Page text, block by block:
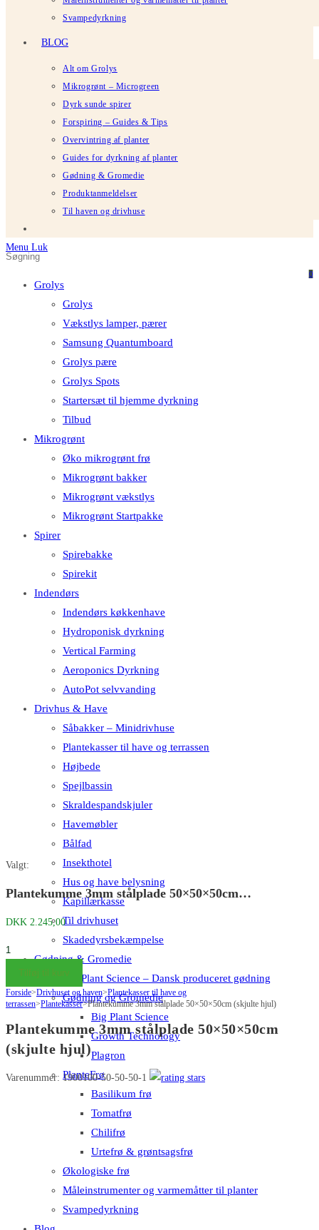
Svampedyrkning
BLOG
Alt om Grolys
Mikrogrønt – Microgreen
Dyrk sunde spirer
Forspiring – Guides & Tips
Overvintring af planter
Guides for dyrkning af planter
Gødning & Gromedie
Produktanmeldelser
Til haven og drivhuse
0
Menu Luk
Søg
hjemmeside
at
lukke
Grolys
Grolys
Vækstlys lamper, pærer
Samsung Quantumboard
Grolys pære
Grolys Spots
Startersæt til hjemme dyrkning
Tilbud
Mikrogrønt
Øko mikrogrønt frø
Mikrogrønt bakker
Mikrogrønt vækstlys
Mikrogrønt Startpakke
Spirer
Spirebakke
Spirekit
Indendørs
Indendørs køkkenhave
Hydroponisk dyrkning
Vertical Farming
Aeroponics Dyrkning
AutoPot selvvanding
Drivhus & Have
Såbakker – Minidrivhuse
Plantekasser til have og terrassen
Højbede
Spejlbassin
Skraldespandskjuler
Havemøbler
Bålfad
Insekthotel
Hus og have belysning
Kapillærkasse
Til drivhuset
Skadedyrsbekæmpelse
Gødning & Gromedie
Big Plant Science – Dansk produceret gødning
Gødning og Gromedie
Big Plant Science
Growth Technology
Plagron
PlanteFrø
Basilikum frø
Tomatfrø
Chilifrø
Urtefrø & grøntsagsfrø
Økologiske frø
Måleinstrumenter og varmemåtter til planter
Svampedyrkning
Valgt:
Plantekumme 3mm stålplade 50×50×50cm…
DKK 2.245,00
Plantekumme
3mm
stålplade
50×50×50cm
antal
Tilføj til kurv
Forside>Drivhuset og haven>Plantekasser til have og
terrassen>Plantekasser>Plantekumme 3mm stålplade 50×50×50cm (skjulte hjul)
Plantekumme 3mm stålplade 50×50×50cm
(skjulte hjul)
Varenummer: 1900100-50-50-50-1